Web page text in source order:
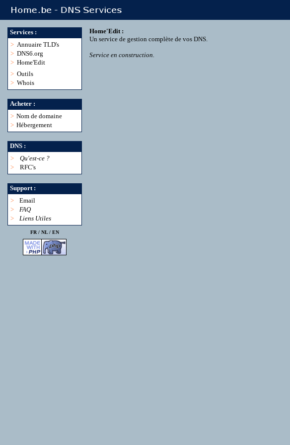
Services :
> Annuaire TLD's
> DNS6.org
> Home'Edit
> Outils
> Whois
Acheter :
> Nom de domaine
> Hébergement
DNS :
>
Qu'est-ce ?
>
RFC's
Support :
>
Email
>
FAQ
>
Liens Utiles
FR / NL/ EN
Home'Edit :
Un service de gestion complète de vos DNS.
Service en construction.